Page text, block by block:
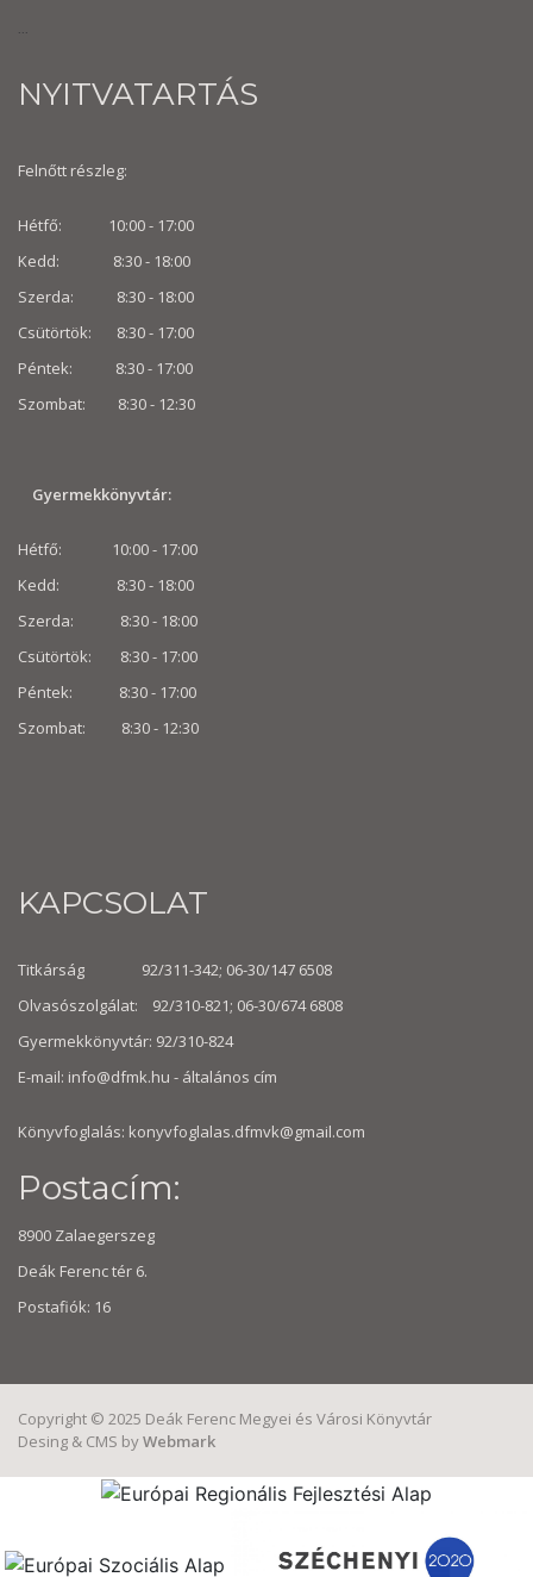
NYITVATARTÁS
Felnőtt részleg:
Hétfő: 10:00 - 17:00
Kedd: 8:30 - 18:00
Szerda: 8:30 - 18:00
Csütörtök: 8:30 - 17:00
Péntek: 8:30 - 17:00
Szombat: 8:30 - 12:30
Gyermekkönyvtár:
Hétfő: 10:00 - 17:00
Kedd: 8:30 - 18:00
Szerda: 8:30 - 18:00
Csütörtök: 8:30 - 17:00
Péntek: 8:30 - 17:00
Szombat: 8:30 - 12:30
KAPCSOLAT
Titkárság 92/311-342; 06-30/147 6508
Olvasószolgálat: 92/310-821; 06-30/674 6808
Gyermekkönyvtár: 92/310-824
E-mail: info@dfmk.hu - általános cím
Könyvfoglalás: konyvfoglalas.dfmvk@gmail.com
Postacím:
8900 Zalaegerszeg
Deák Ferenc tér 6.
Postafiók: 16
Copyright © 2025 Deák Ferenc Megyei és Városi Könyvtár
Desing & CMS byWebmark